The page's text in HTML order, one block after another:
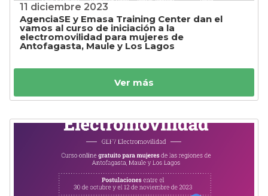
11 diciembre 2023
AgenciaSE y Emasa Training Center dan el
vamos al curso de iniciación a la
electromovilidad para mujeres de
Antofagasta, Maule y Los Lagos
Ver más